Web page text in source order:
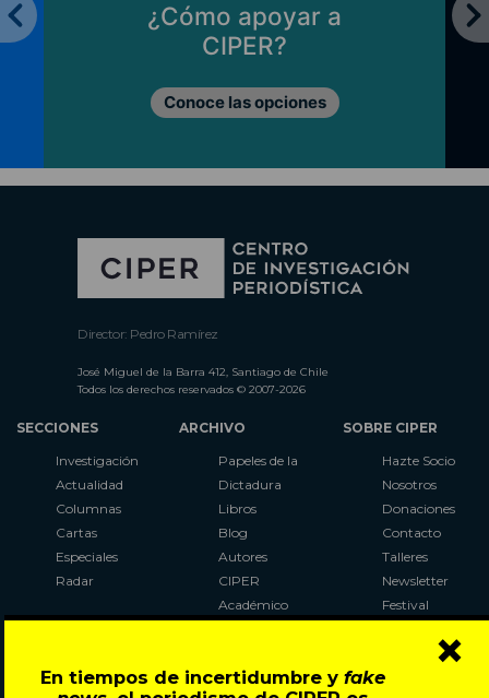
En tiempos de incertidumbre y fake
×
¿Cómo apoyar a
CIPER?
Conoce las opciones
Director: Pedro Ramírez
José Miguel de la Barra 412, Santiago de Chile
Todos los derechos reservados © 2007-2026
SECCIONES
Investigación
Actualidad
Columnas
Cartas
Especiales
Radar
ARCHIVO
Papeles de la
Dictadura
Libros
Blog
Autores
CIPER
Académico
Al Plebiscito
SOBRE CIPER
Hazte Socio
Nosotros
Donaciones
Contacto
Talleres
Newsletter
Festival